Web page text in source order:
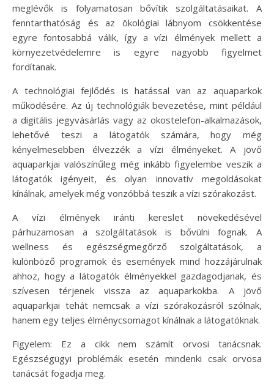
meglévők is folyamatosan bővítik szolgáltatásaikat. A
fenntarthatóság és az ökológiai lábnyom csökkentése
egyre fontosabbá válik, így a vízi élmények mellett a
környezetvédelemre is egyre nagyobb figyelmet
fordítanak.
A technológiai fejlődés is hatással van az aquaparkok
működésére. Az új technológiák bevezetése, mint például
a digitális jegyvásárlás vagy az okostelefon-alkalmazások,
lehetővé teszi a látogatók számára, hogy még
kényelmesebben élvezzék a vízi élményeket. A jövő
aquaparkjai valószínűleg még inkább figyelembe veszik a
látogatók igényeit, és olyan innovatív megoldásokat
kínálnak, amelyek még vonzóbbá teszik a vízi szórakozást.
A vízi élmények iránti kereslet növekedésével
párhuzamosan a szolgáltatások is bővülni fognak. A
wellness és egészségmegőrző szolgáltatások, a
különböző programok és események mind hozzájárulnak
ahhoz, hogy a látogatók élményekkel gazdagodjanak, és
szívesen térjenek vissza az aquaparkokba. A jövő
aquaparkjai tehát nemcsak a vízi szórakozásról szólnak,
hanem egy teljes élménycsomagot kínálnak a látogatóknak.
Figyelem: Ez a cikk nem számít orvosi tanácsnak.
Egészségügyi problémák esetén mindenki csak orvosa
tanácsát fogadja meg.